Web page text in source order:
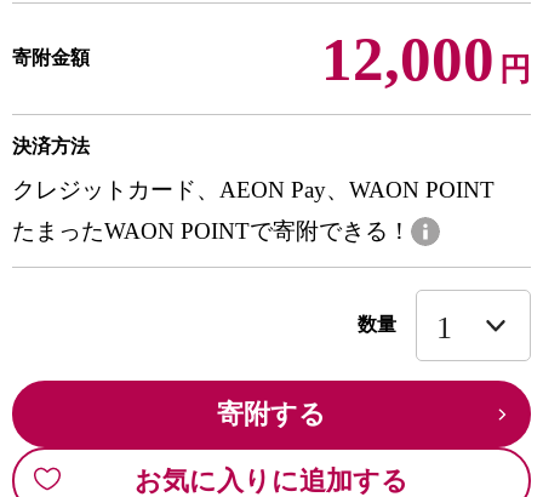
寄附金額 12,000 円
決済方法
クレジットカード、AEON Pay、WAON POINT
たまったWAON POINTで寄附できる！
数量
寄附する
お気に入りに追加する